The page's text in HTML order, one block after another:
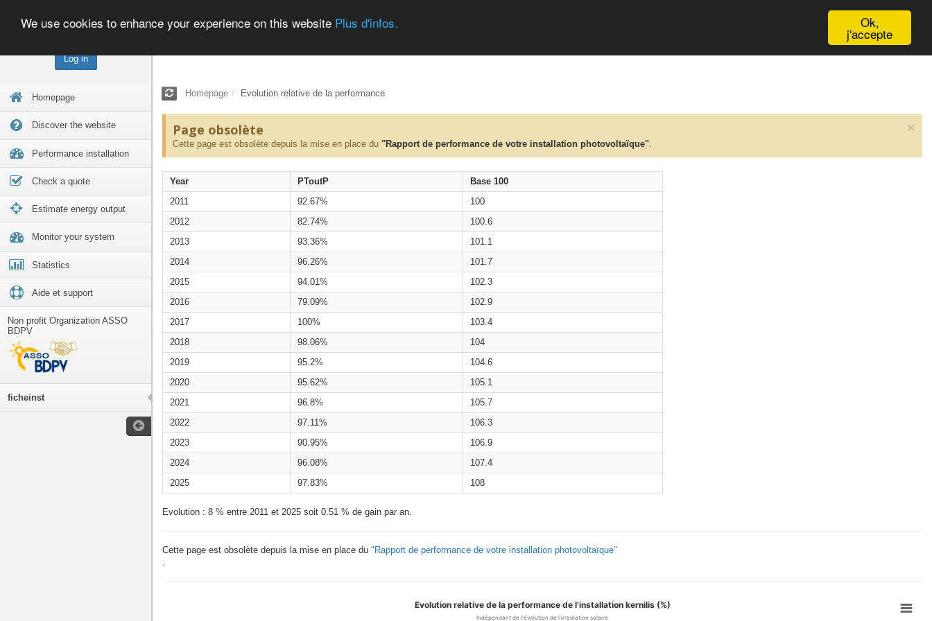
Log in
Homepage
Discover the website
Performance installation
Check a quote
Estimate energy output
Monitor your system
Statistics
Aide et support
Non profit Organization ASSO
BDPV
ficheinst
Ok,
j'accepte
We use cookies to enhance your experience on this website Plus d'infos.
Homepage Evolution relative de la performance
×
Page obsolète
Cette page est obsolète depuis la mise en place du "Rapport de performance de votre installation photovoltaïque".
Year PToutP
Base 100
2011
92.67%
100
2012
82.74%
100.6
2013
93.36%
101.1
2014
96.26%
101.7
2015
94.01%
102.3
2016
79.09%
102.9
2017
100%
103.4
2018
98.06%
104
2019
95.2%
104.6
2020
95.62%
105.1
2021
96.8%
105.7
2022
97.11%
106.3
2023
90.95%
106.9
2024
96.08%
107.4
2025
97.83% 108
Evolution : 8 % entre 2011 et 2025 soit 0.51 % de gain par an.
Cette page est obsolète depuis la mise en place du "Rapport de performance de votre installation photovoltaïque"
.
Evolution relative de la performance de l'installation kernilis (%)
Indépendant de l'évolution de l'irradiation solaire